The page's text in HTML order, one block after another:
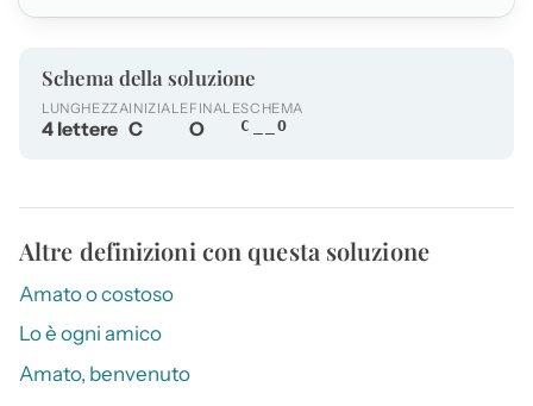
Schema della soluzione
LUNGHEZZA
4 lettere
INIZIALE
C
FINALE
O
SCHEMA
C__O
Altre definizioni con questa soluzione
Amato o costoso
Lo è ogni amico
Amato, benvenuto